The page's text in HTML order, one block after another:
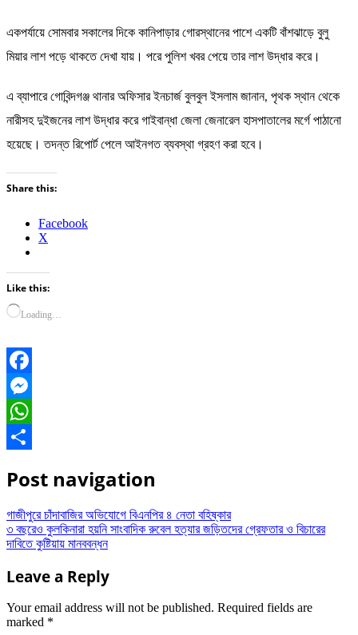
একপর্যায়ে সোমবার সকালের দিকে কানিপাড়ার গোরস্থানের পাশে একটি বাঁশঝাড়ে বুলু
মিয়ার লাশ পড়ে থাকতে দেখা যায়। পরে পুলিশ খবর পেয়ে তার লাশ উদ্ধার করে।
এ ব্যাপারে গোবিন্দগঞ্জ থানার অফিসার ইনচার্জ বুলবুল ইসলাম জানান, পৃথক স্থান থেকে
নারীসহ দুইজনের লাশ উদ্ধার করে গাইবান্ধা জেলা জেনারেল হাসপাতালের মর্গে পাঠানো
হয়েছে। তদন্ত রিপোর্ট পেলে আইনগত ব্যবস্থা গ্রহণ করা হবে।
Share this:
Facebook
X
Like this:
Loading…
Facebook
Messenger
WhatsApp
Post navigation
গাজীপুরে চাঁদাবাজির অভিযোগে বিএনপির ৪ নেতা বহিষ্কার
৩ বছরেও কুলকিনারা হয়নি সাংবাদিক রুবেল হত্যার জড়িতদের গ্রেফতার ও বিচারের
দাবিতে কুষ্টিয়ায় মানববন্ধন
Leave a Reply
Your email address will not be published. Required fields are
marked *